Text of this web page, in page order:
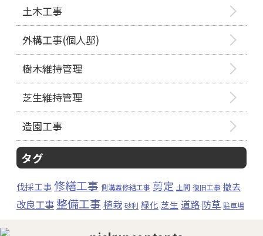
土木工事
外構工事(個人邸)
樹木維持管理
芝生維持管理
造園工事
タグ
伐採工事修繕工事 側溝蓋修繕工事 剪定 土間 復旧工事 撤去
改良工事 整備工事 植栽 砂利 緑化 芝生 道路 防草 駐車場